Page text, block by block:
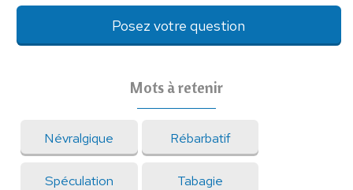
Posez votre question
Mots à retenir
Névralgique Rébarbatif
Spéculation Tabagie